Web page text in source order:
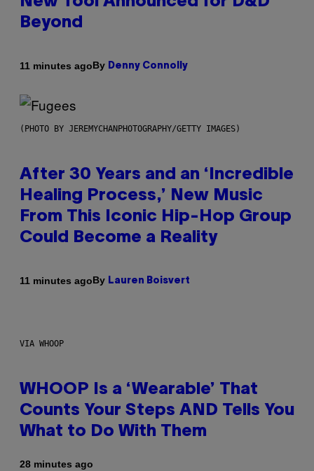
Beyond
11 minutes agoBy Denny Connolly
(PHOTO BY JEREMYCHANPHOTOGRAPHY/GETTY IMAGES)
After 30 Years and an ‘Incredible
Healing Process,’ New Music
From This Iconic Hip-Hop Group
Could Become a Reality
11 minutes agoBy Lauren Boisvert
VIA WHOOP
WHOOP Is a ‘Wearable’ That
Counts Your Steps AND Tells You
What to Do With Them
28 minutes ago